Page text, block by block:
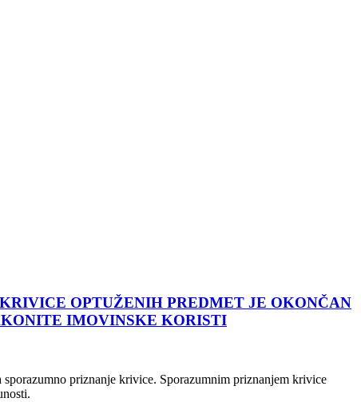
OPTUŽENIH PREDMET JE OKONČAN
IMOVINSKE KORISTI
priznanje krivice. Sporazumnim priznanjem krivice